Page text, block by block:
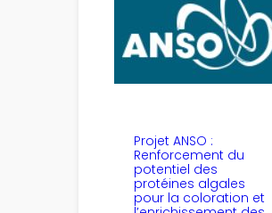
Projet ANSO :
Renforcement du
potentiel des
protéines algales
pour la coloration et